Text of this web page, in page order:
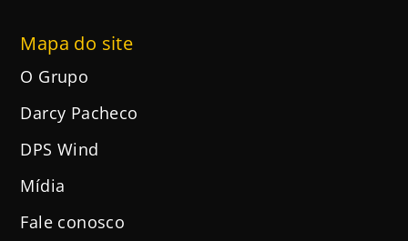
Mapa do site
O Grupo
Darcy Pacheco
DPS Wind
Mídia
Fale conosco